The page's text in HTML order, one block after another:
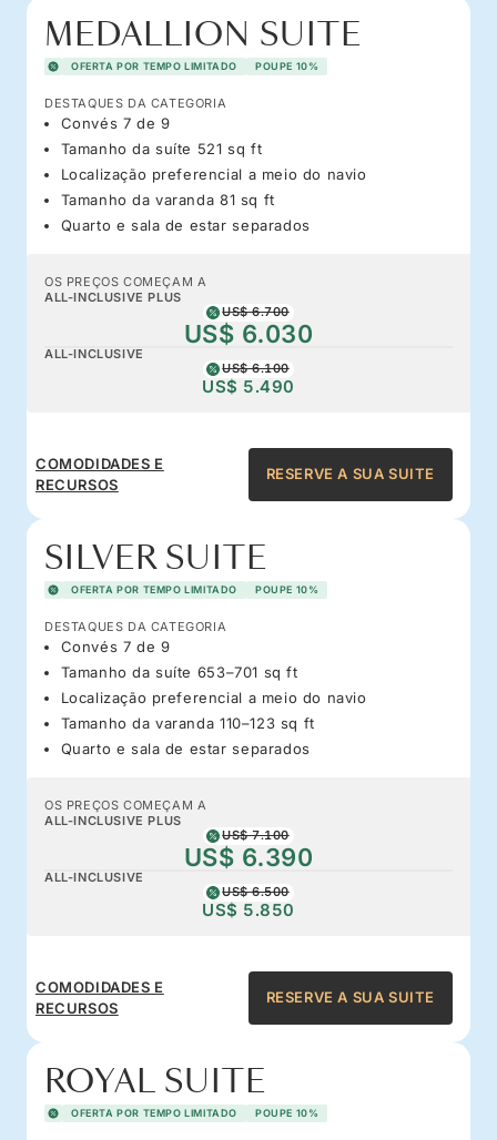
MEDALLION SUITE
OFERTA POR TEMPO LIMITADO POUPE 10%
DESTAQUES DA CATEGORIA
Convés 7 de 9
Tamanho da suíte 521 sq ft
Localização preferencial a meio do navio
Tamanho da varanda 81 sq ft
Quarto e sala de estar separados
OS PREÇOS COMEÇAM A
ALL-INCLUSIVE PLUS
US$ 6.700
US$ 6.030
ALL-INCLUSIVE
US$ 6.100
US$ 5.490
COMODIDADES E
RECURSOS
RESERVE A SUA SUITE
SILVER SUITE
OFERTA POR TEMPO LIMITADO POUPE 10%
DESTAQUES DA CATEGORIA
Convés 7 de 9
Tamanho da suíte 653–701 sq ft
Localização preferencial a meio do navio
Tamanho da varanda 110–123 sq ft
Quarto e sala de estar separados
OS PREÇOS COMEÇAM A
ALL-INCLUSIVE PLUS
US$ 7.100
US$ 6.390
ALL-INCLUSIVE
US$ 6.500
US$ 5.850
COMODIDADES E
RECURSOS
RESERVE A SUA SUITE
ROYAL SUITE
OFERTA POR TEMPO LIMITADO POUPE 10%